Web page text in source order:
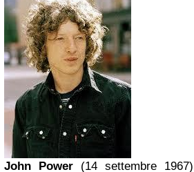
John Power(14 settembre